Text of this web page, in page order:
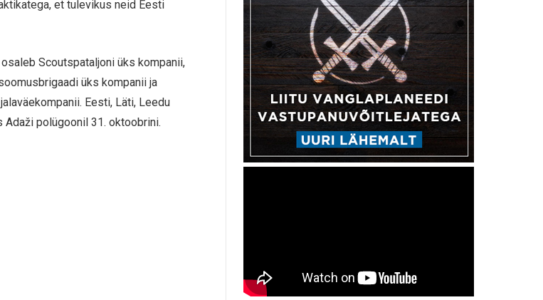
et tulevikus neid Eesti
Scoutspataljoni üks kompanii,
üks kompanii ja
Eesti, Läti, Leedu
Adaži polügoonil 31. oktoobrini.